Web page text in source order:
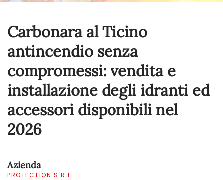
Carbonara al Ticino
antincendio senza
compromessi: vendita e
installazione degli idranti ed
accessori disponibili nel
2026
Azienda
PROTECTION S.R.L.